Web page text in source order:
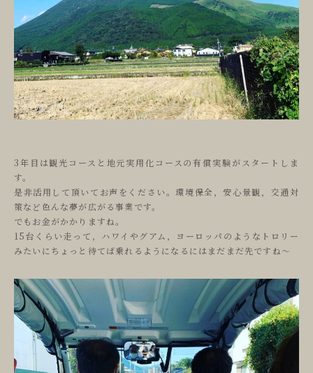
3年目は観光コースと地元実用化コースの有償実験がスタートしま
す。
是非活用して頂いてお声をください。環境保全，安心景観，交通対
策など色んな夢が広がる事業です。
でもお金がかかりますね。
15台くらい走って，ハワイやグアム，ヨーロッパのようなトロリー
みたいにちょっと待てば乗れるようになるにはまだまだ先ですね〜
いよとみ
history